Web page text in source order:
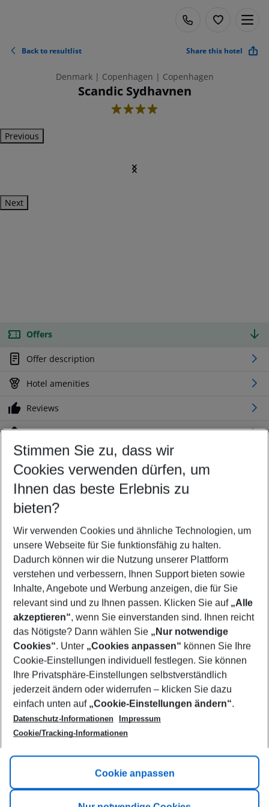
Back to resultlist Share this hotel
Denmark | Copenhagen | Copenhagen
Scandic Sydhavnen
4
Previous
Next
Offers
Offer description
Hotel amenities
Reviews
Location
Customize your offer
Find the perfect deal which suits your best
Your departure airport
Any airport
Select your date range
08/08/26–06/08/27 5-8 nights
Who will travel
2 adults No children
Show more filter
Footer
Footer navigation
Title A
Link A
Stimmen Sie zu, dass wir
Cookies verwenden dürfen, um
Ihnen das beste Erlebnis zu
bieten?
Wir verwenden Cookies und ähnliche Technologien, um
unsere Webseite für Sie funktionsfähig zu halten.
Dadurch können wir die Nutzung unserer Plattform
verstehen und verbessern, Ihnen Support bieten sowie
Inhalte, Angebote und Werbung anzeigen, die für Sie
relevant sind und zu Ihnen passen. Klicken Sie auf „Alle
akzeptieren“, wenn Sie einverstanden sind. Ihnen reicht
das Nötigste? Dann wählen Sie „Nur notwendige
Cookies“. Unter „Cookies anpassen“ können Sie Ihre
Cookie-Einstellungen individuell festlegen. Sie können
Ihre Privatsphäre-Einstellungen selbstverständlich
jederzeit ändern oder widerrufen – klicken Sie dazu
einfach unten auf „Cookie-Einstellungen ändern“.
Datenschutz-Informationen
Impressum
Cookie/Tracking-Informationen
Cookie anpassen